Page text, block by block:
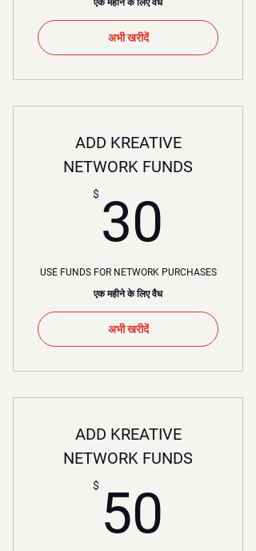
एक महीने के लिए वैध
अभी खरीदें
ADD KREATIVE
NETWORK FUNDS
$ 30
USE FUNDS FOR NETWORK PURCHASES
एक महीने के लिए वैध
अभी खरीदें
ADD KREATIVE
NETWORK FUNDS
$ 50